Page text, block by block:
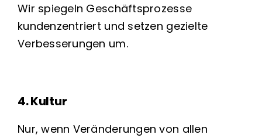
Wir spiegeln Geschäftsprozesse
kundenzentriert und setzen gezielte
Verbesserungen um.
4. Kultur
Nur, wenn Veränderungen von allen